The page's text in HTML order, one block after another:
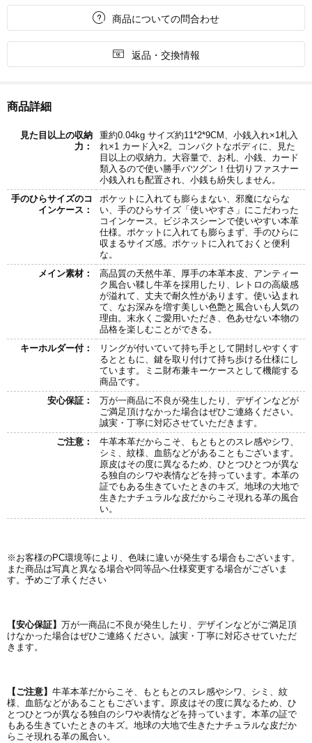
 商品についての問合わせ
 返品・交換情報
商品詳細
見た目以上の収納
力：
重約0.04kg サイズ約11*2*9CM、小銭入れ×1札入
れ×1 カード入×2。コンパクトなボディに、見た
目以上の収納力。大容量で、お札、小銭、カード
類入るので使い勝手バツグン！仕切りファスナー
小銭入れも配置され、小銭も紛失しません。
手のひらサイズのコ
インケース：
ポケットに入れても膨らまない、邪魔にならな
い、手のひらサイズ「使いやすさ」にこだわった
コインケース。ビジネスシーンで使いやすい本革
仕様。ポケットに入れても膨らまず、手のひらに
収まるサイズ感。ポケットに入れておくと便利
な。
メイン素材：
高品質の天然牛革、厚手の本革本皮、アンティー
ク風合い鞣し牛革を採用したり、レトロの高級感
が溢れて、丈夫で耐久性があります。使い込まれ
て、なお深みを増す美しい色艶と風合いも人気の
理由。末永くご愛用いただき、色あせない本物の
品格を楽しむことができる。
キーホルダー付：
リングが付いていて持ち手として開封しやすくす
るとともに、鍵を取り付けて持ち歩ける仕様にし
ています。ミニ財布兼キーケースとして機能する
商品です。
安心保証：
万が一商品に不良が発生したり、デザインなどが
ご満足頂けなかった場合はぜひご連絡ください。
誠実・丁寧に対応させていただきます。
ご注意：
牛革本革だからこそ、もともとのスレ感やシワ、
シミ、紋様、血筋などがあることもございます。
原皮はその度に異なるため、ひとつひとつが異な
る独自のシワや表情などを持っています。本革の
証でもある生きていたときのキズ。地球の大地で
生きたナチュラルな皮だからこそ現れる革の風合
い。
※お客様のPC環境等により、色味に違いが発生する場合もございます。
また商品は写真と異なる場合や同等品へ仕様変更する場合がございま
す。予めご了承ください
【安心保証】 万が一商品に不良が発生したり、デザインなどがご満足頂
けなかった場合はぜひご連絡ください。誠実・丁寧に対応させていただ
きます。
【ご注意】 牛革本革だからこそ、もともとのスレ感やシワ、シミ、紋
様、血筋などがあることもございます。原皮はその度に異なるため、ひ
とつひとつが異なる独自のシワや表情などを持っています。本革の証で
もある生きていたときのキズ。地球の大地で生きたナチュラルな皮だか
らこそ現れる革の風合い。